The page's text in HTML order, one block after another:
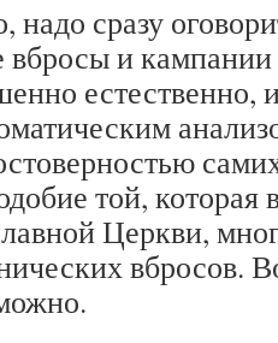
сразу
вбросы и
естественно,
той, которая
Церкви,
вбросов.